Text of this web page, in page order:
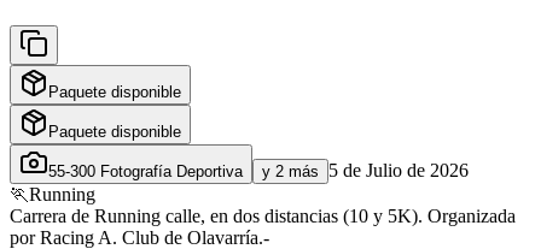
Paquete disponible
Paquete disponible
55-300 Fotografía Deportiva y 2 más
5 de Julio de 2026
🏃Running
Carrera de Running calle, en dos distancias (10 y 5K). Organizada
por Racing A. Club de Olavarría.-